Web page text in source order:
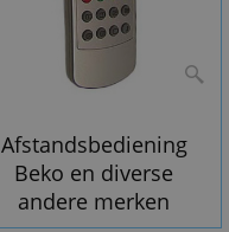
Afstandsbediening
Beko en diverse
andere merken